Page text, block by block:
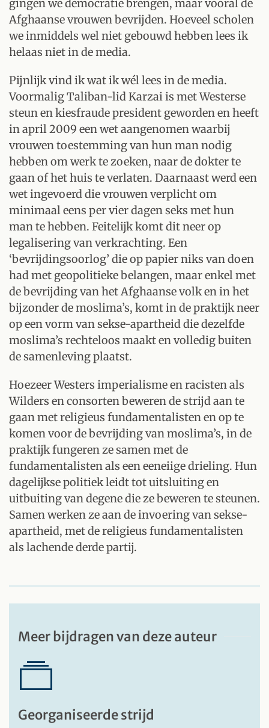
gingen we democratie brengen, maar vooral de
Afghaanse vrouwen bevrijden. Hoeveel scholen
we inmiddels wel niet gebouwd hebben lees ik
helaas niet in de media.
Pijnlijk vind ik wat ik wél lees in de media.
Voormalig Taliban-lid Karzai is met Westerse
steun en kiesfraude president geworden en heeft
in april 2009 een wet aangenomen waarbij
vrouwen toestemming van hun man nodig
hebben om werk te zoeken, naar de dokter te
gaan of het huis te verlaten. Daarnaast werd een
wet ingevoerd die vrouwen verplicht om
minimaal eens per vier dagen seks met hun
man te hebben. Feitelijk komt dit neer op
legalisering van verkrachting. Een
‘bevrijdingsoorlog’ die op papier niks van doen
had met geopolitieke belangen, maar enkel met
de bevrijding van het Afghaanse volk en in het
bijzonder de moslima’s, komt in de praktijk neer
op een vorm van sekse-apartheid die dezelfde
moslima’s rechteloos maakt en volledig buiten
de samenleving plaatst.
Hoezeer Westers imperialisme en racisten als
Wilders en consorten beweren de strijd aan te
gaan met religieus fundamentalisten en op te
komen voor de bevrijding van moslima’s, in de
praktijk fungeren ze samen met de
fundamentalisten als een eeneiige drieling. Hun
dagelijkse politiek leidt tot uitsluiting en
uitbuiting van degene die ze beweren te steunen.
Samen werken ze aan de invoering van sekse-
apartheid, met de religieus fundamentalisten
als lachende derde partij.
Meer bijdragen van deze auteur
Georganiseerde strijd